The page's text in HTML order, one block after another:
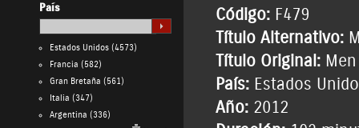
País
Estados Unidos(4573)
Francia (582)
Gran Bretaña (561)
Italia (347)
Argentina (336)
Código: F479
Título Alternativo:
Título Original:
País: Estados
Año: 2012